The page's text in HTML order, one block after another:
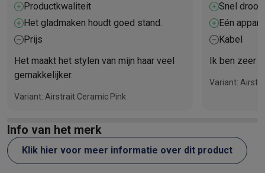
Productkwaliteit
Het gladmaken houdt goed stand.
Prijs
Het maakt het stylen van mijn haar veel
gemakkelijker.
Variant: Airstrait Ceramic Pink
Snel
Eén
Kabel
Ik ben zeer
Variant:
Info van het merk
Klik hier voor meer informatie over dit product